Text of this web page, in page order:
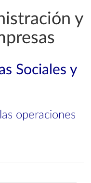
y
Sociales y
operaciones